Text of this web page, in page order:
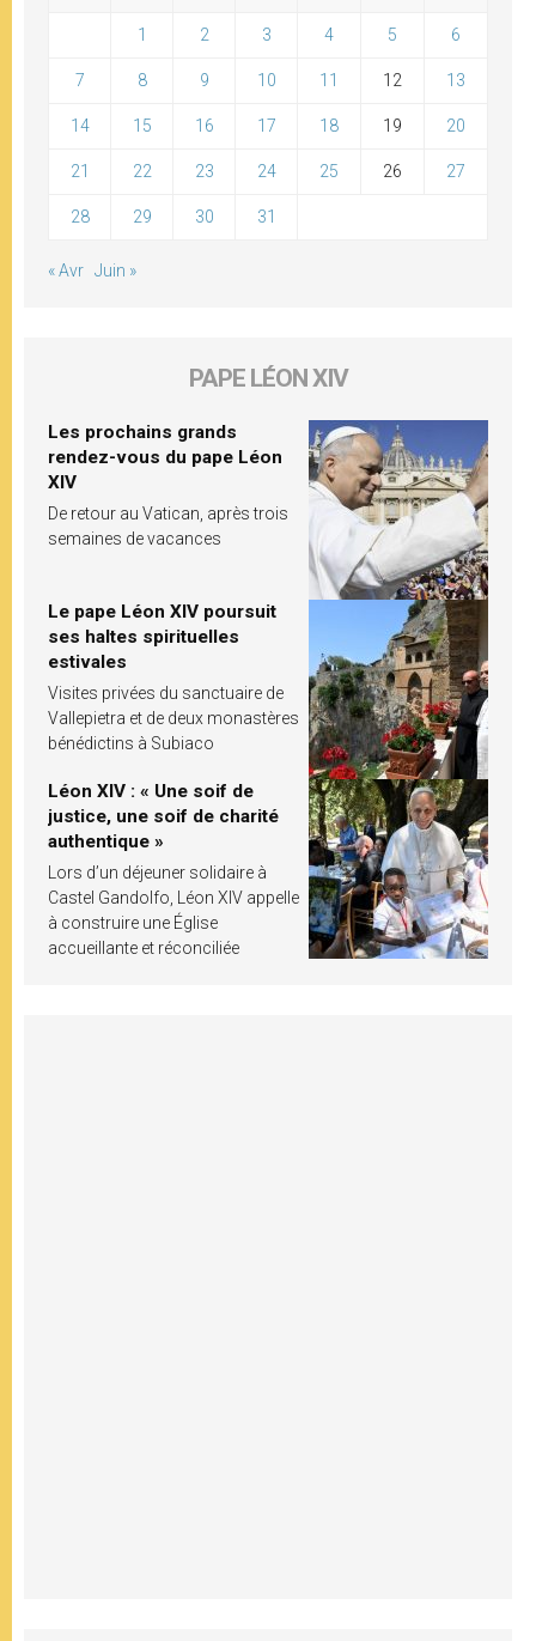
1 2 3 4 5 6
7 8 9 10 11 12 13
14 15 16 17 18 19 20
21 22 23 24 25 26 27
28 29 30 31
« Avr Juin »
PAPE LÉON XIV
Les prochains grands
rendez-vous du pape Léon
XIV
De retour au Vatican, après trois
semaines de vacances
Le pape Léon XIV poursuit
ses haltes spirituelles
estivales
Visites privées du sanctuaire de
Vallepietra et de deux monastères
bénédictins à Subiaco
Léon XIV : « Une soif de
justice, une soif de charité
authentique »
Lors d’un déjeuner solidaire à
Castel Gandolfo, Léon XIV appelle
à construire une Église
accueillante et réconciliée